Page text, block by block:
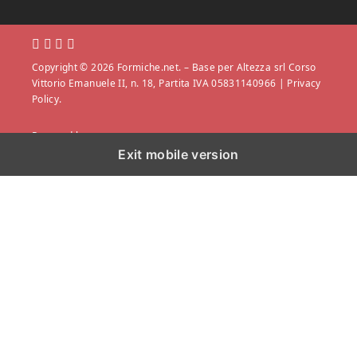
Copyright © 2026 Formiche.net. – Base per Altezza srl Corso
Vittorio Emanuele II, n. 18, Partita IVA 05831140966 | Privacy
Policy.
Powered by
Exit mobile version